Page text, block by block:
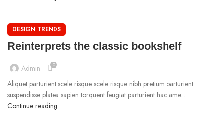
DESIGN TRENDS
Reinterprets the classic bookshelf
Admin 0
Aliquet parturient scele risque scele risque nibh pretium parturient
suspendisse platea sapien torquent feugiat parturient hac ame...
Continue reading